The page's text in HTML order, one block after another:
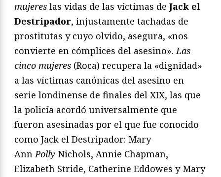
mujeres las vidas de las víctimas de Jack el
Destripador, injustamente tachadas de
prostitutas y cuyo olvido, asegura, «nos
convierte en cómplices del asesino».Las
cinco mujeres (Roca) recupera la «dignidad»
a las víctimas canónicas del asesino en
serie londinense de finales del XIX, las que
la policía acordó universalmente que
fueron asesinadas por el que fue conocido
como Jack el Destripador: Mary
AnnPolly Nichols, Annie Chapman,
Elizabeth Stride, Catherine Eddowes y Mary